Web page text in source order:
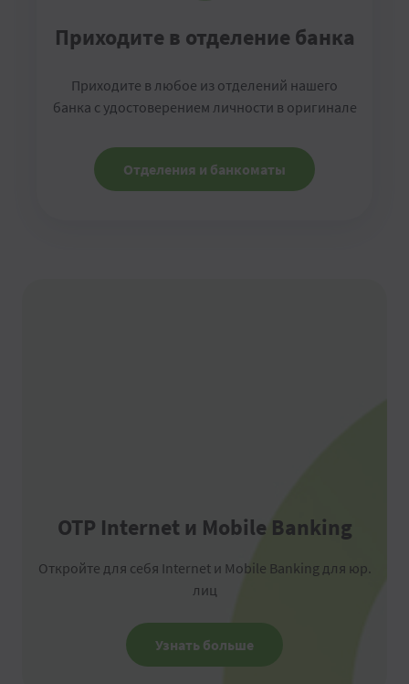
Приходите в отделение банка
Приходите в любое из отделений нашего
банка с удостоверением личности в оригинале
Отделения и банкоматы
OTP Internet и Mobile Banking
Откройте для себя Internet и Mobile Banking для юр.
лиц
Узнать больше